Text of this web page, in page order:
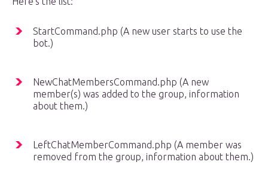
StartCommand.php (A new user starts to use the
bot.)
NewChatMembersCommand.php (A new
member(s) was added to the group, information
about them.)
LeftChatMemberCommand.php (A member was
removed from the group, information about them.)